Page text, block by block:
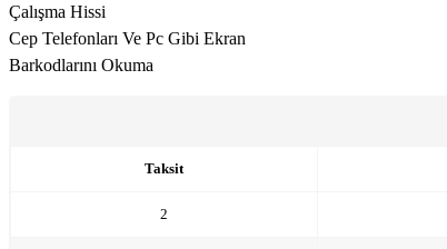
Çalışma Hissi
Cep Telefonları Ve Pc Gibi Ekran
Barkodlarını Okuma
Taksit
2